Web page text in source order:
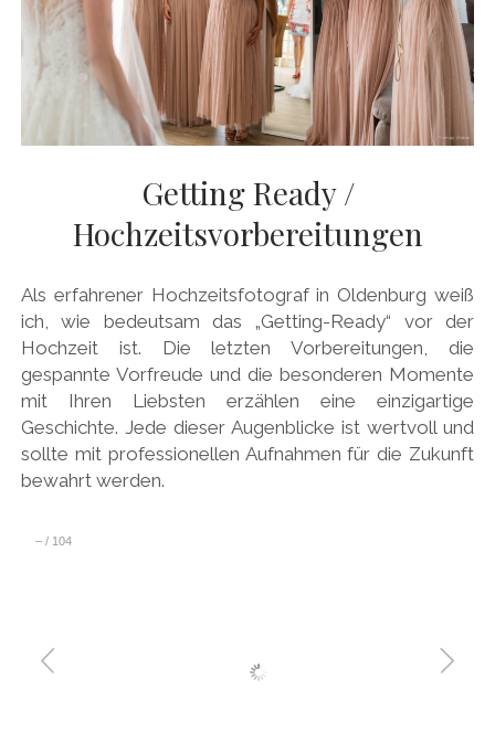
Getting Ready /
Hochzeitsvorbereitungen
Als erfahrener Hochzeitsfotograf in Oldenburg weiß
ich, wie bedeutsam das „Getting-Ready“ vor der
Hochzeit ist. Die letzten Vorbereitungen, die
gespannte Vorfreude und die besonderen Momente
mit Ihren Liebsten erzählen eine einzigartige
Geschichte. Jede dieser Augenblicke ist wertvoll und
sollte mit professionellen Aufnahmen für die Zukunft
bewahrt werden.
–/ 104